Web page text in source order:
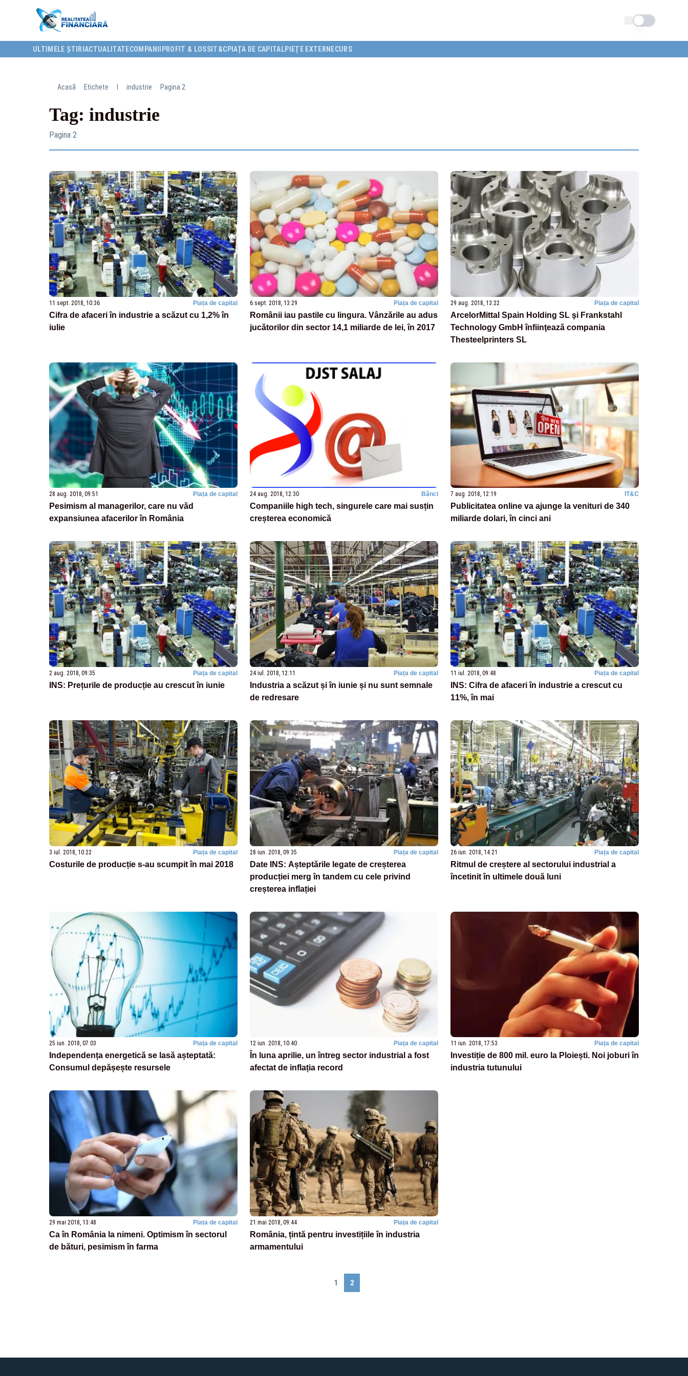
Schimba tema
ULTIMELE ȘTIRI ACTUALITATECOMPANII PROFIT & LOSS IT&C PIAȚA DE CAPITALPIEȚE EXTERNECURS
Acasă Etichete industrie Pagina 2
Tag: industrie
Pagina 2
11 sept. 2018, 10:36 Piața de capital
Cifra de afaceri în industrie a scăzut cu 1,2% în
iulie
6 sept. 2018, 13:29 Piața de capital
Românii iau pastile cu lingura. Vânzările au adus
jucătorilor din sector 14,1 miliarde de lei, în 2017
29 aug. 2018, 13:22 Piața de capital
ArcelorMittal Spain Holding SL şi Frankstahl
Technology GmbH înfiinţează compania
Thesteelprinters SL
28 aug. 2018, 09:51 Piața de capital
Pesimism al managerilor, care nu văd
expansiunea afacerilor în România
24 aug. 2018, 12:30 Bănci
Companiile high tech, singurele care mai susțin
creșterea economică
7 aug. 2018, 12:19 IT&C
Publicitatea online va ajunge la venituri de 340
miliarde dolari, în cinci ani
2 aug. 2018, 09:35 Piața de capital
INS: Prețurile de producție au crescut în iunie
24 iul. 2018, 12:11 Piața de capital
Industria a scăzut și în iunie și nu sunt semnale
de redresare
11 iul. 2018, 09:48 Piața de capital
INS: Cifra de afaceri în industrie a crescut cu
11%, în mai
3 iul. 2018, 10:22 Piața de capital
Costurile de producție s-au scumpit în mai 2018
28 iun. 2018, 09:35 Piața de capital
Date INS: Așteptările legate de creșterea
producției merg în tandem cu cele privind
creșterea inflației
26 iun. 2018, 14:21 Piața de capital
Ritmul de creștere al sectorului industrial a
încetinit în ultimele două luni
25 iun. 2018, 07:03 Piața de capital
Independența energetică se lasă așteptată:
Consumul depășește resursele
12 iun. 2018, 10:40 Piața de capital
În luna aprilie, un întreg sector industrial a fost
afectat de inflația record
11 iun. 2018, 17:53 Piața de capital
Investiție de 800 mil. euro la Ploiești. Noi joburi în
industria tutunului
29 mai 2018, 13:48 Piața de capital
Ca în România la nimeni. Optimism în sectorul
de bături, pesimism în farma
21 mai 2018, 09:44 Piața de capital
România, țintă pentru investițiile în industria
armamentului
1 2